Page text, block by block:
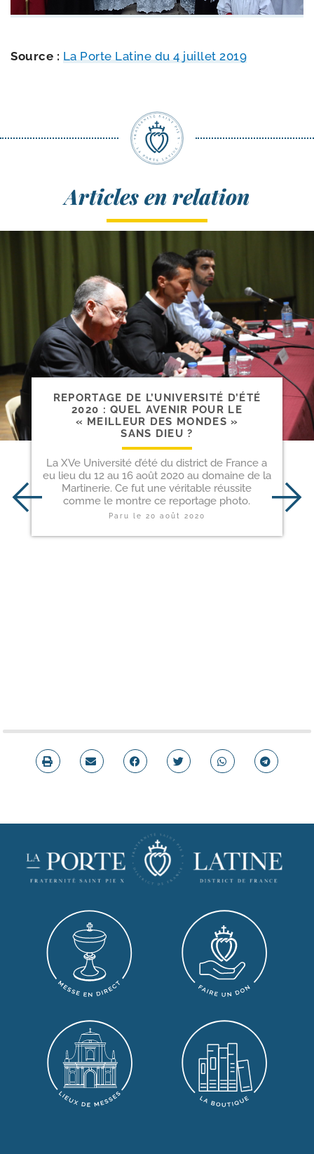
Source : La Porte Latine du 4 juillet 2019
Articles en relation
REPORTAGE DE L’UNIVERSITÉ D’ÉTÉ
2020 : QUEL AVENIR POUR LE
« MEILLEUR DES MONDES »
SANS DIEU ?
La XVe Université d’été du district de France a
eu lieu du 12 au 16 août 2020 au domaine de la
Martinerie. Ce fut une véritable réussite
comme le montre ce reportage photo.
Paru le 20 août 2020